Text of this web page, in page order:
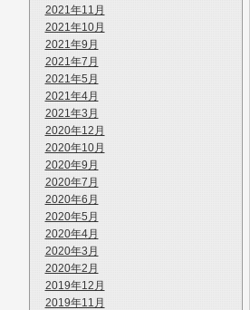
2021年11月
2021年10月
2021年9月
2021年7月
2021年5月
2021年4月
2021年3月
2020年12月
2020年10月
2020年9月
2020年7月
2020年6月
2020年5月
2020年4月
2020年3月
2020年2月
2019年12月
2019年11月